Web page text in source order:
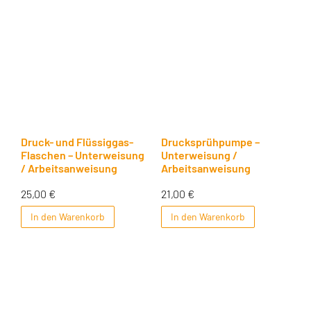
Druck- und Flüssiggas-
Flaschen – Unterweisung
/ Arbeitsanweisung
25,00 €
In den Warenkorb
Drucksprühpumpe –
Unterweisung /
Arbeitsanweisung
21,00 €
In den Warenkorb